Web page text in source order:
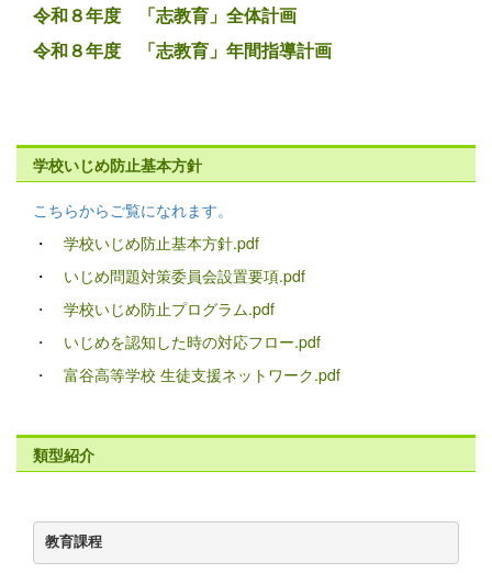
令和８年度 「志教育」全体計画
令和８年度 「志教育」年間指導計画
学校いじめ防止基本方針
こちらからご覧になれます。
・
学校いじめ防止基本方針.pdf
・
いじめ問題対策委員会設置要項.pdf
・ 学校いじめ防止プログラム.pdf
・ いじめを認知した時の対応フロー.pdf
・ 富谷高等学校 生徒支援ネットワーク.pdf
類型紹介
教育課程